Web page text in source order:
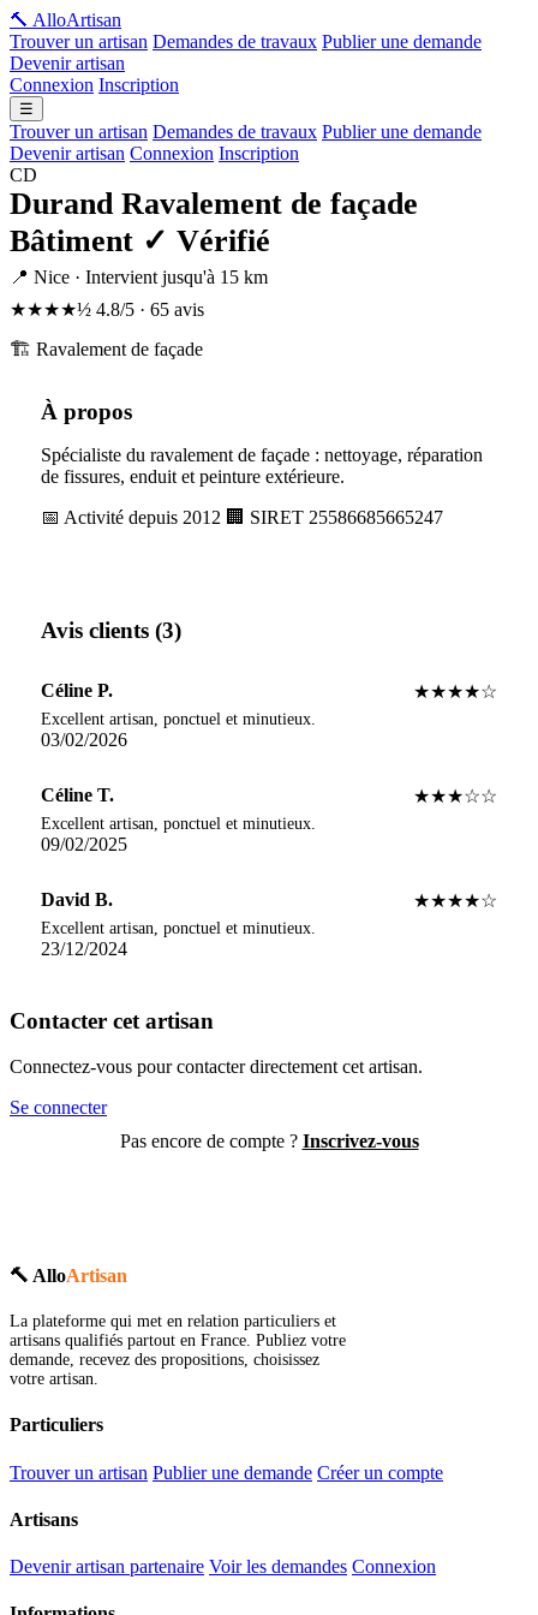
🔨 AlloArtisan
Trouver un artisan Demandes de travaux Publier une demande
Devenir artisan
Connexion Inscription
☰
Trouver un artisan Demandes de travaux Publier une demande
Devenir artisan Connexion Inscription
CD
Durand Ravalement de façade
Bâtiment ✓ Vérifié
📍 Nice · Intervient jusqu'à 15 km
★★★★½ 4.8/5 · 65 avis
🏗️ Ravalement de façade
À propos
Spécialiste du ravalement de façade : nettoyage, réparation
de fissures, enduit et peinture extérieure.
📅 Activité depuis 2012 🏢 SIRET 25586685665247
Avis clients (3)
Céline P. ★★★★☆
Excellent artisan, ponctuel et minutieux.
03/02/2026
Céline T. ★★★☆☆
Excellent artisan, ponctuel et minutieux.
09/02/2025
David B. ★★★★☆
Excellent artisan, ponctuel et minutieux.
23/12/2024
Contacter cet artisan
Connectez-vous pour contacter directement cet artisan.
Se connecter
Pas encore de compte ? Inscrivez-vous
🔨 AlloArtisan
La plateforme qui met en relation particuliers et
artisans qualifiés partout en France. Publiez votre
demande, recevez des propositions, choisissez
votre artisan.
Particuliers
Trouver un artisan Publier une demande Créer un compte
Artisans
Devenir artisan partenaire Voir les demandes Connexion